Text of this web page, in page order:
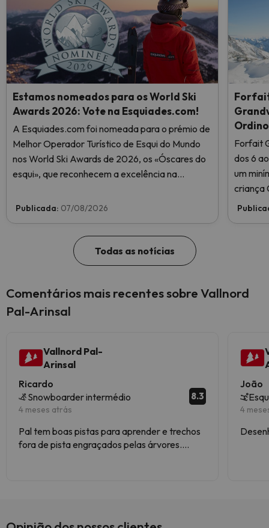
Estamos nomeados para os World Ski
Awards 2026: Vote na Esquiades.com!
A Esquiades.com foi nomeada para o prémio de
Melhor Operador Turístico de Esqui do Mundo
nos World Ski Awards de 2026, os «Óscares do
esqui», que reconhecem a excelência na
chegar ao topo!
Publicada: 07/08/2026
Forfait
dos 6
um
criança
Todas as notícias
Comentários mais recentes sobre Vallnord
Pal-Arinsal
Vallnord Pal-
Arinsal
Ricardo
Snowboarder intermédio
4 meses atrás
8.3
Pal tem boas pistas para aprender e trechos
fora de pista engraçados pelas árvores.
João
4